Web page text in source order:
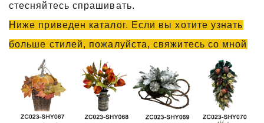
стесняйтесь спрашивать.
Ниже приведен каталог. Если вы хотите узнать
больше стилей, пожалуйста, свяжитесь со мной